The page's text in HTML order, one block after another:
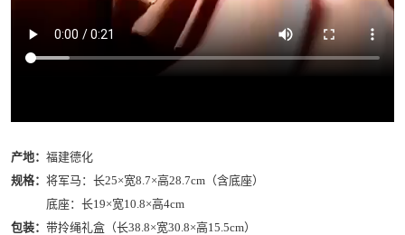
产地： 福建德化
规格： 将军马：长25×宽8.7×高28.7cm（含底座）
底座：长19×宽10.8×高4cm
包装： 带拎绳礼盒（长38.8×宽30.8×高15.5cm）